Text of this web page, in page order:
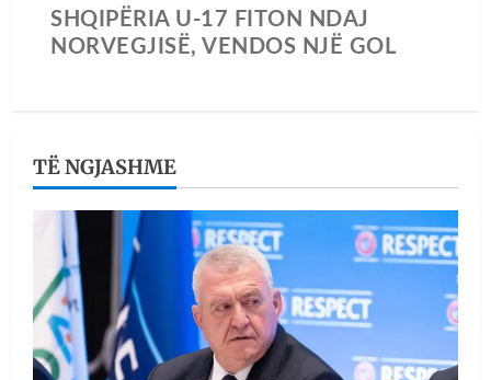
SHQIPËRIA U-17 FITON NDAJ
NORVEGJISË, VENDOS NJË GOL
TË NGJASHME